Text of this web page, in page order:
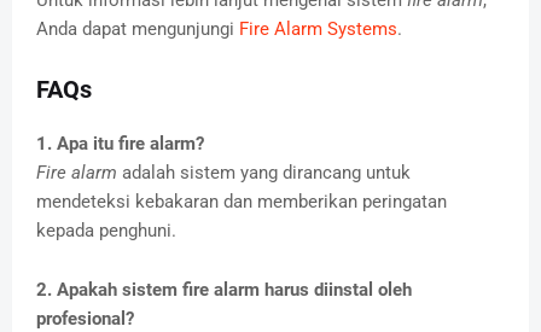
Anda dapat mengunjungi Fire Alarm Systems.
FAQs
1. Apa itu fire alarm?
Fire alarm adalah sistem yang dirancang untuk
mendeteksi kebakaran dan memberikan peringatan
kepada penghuni.
2. Apakah sistem fire alarm harus diinstal oleh
profesional?